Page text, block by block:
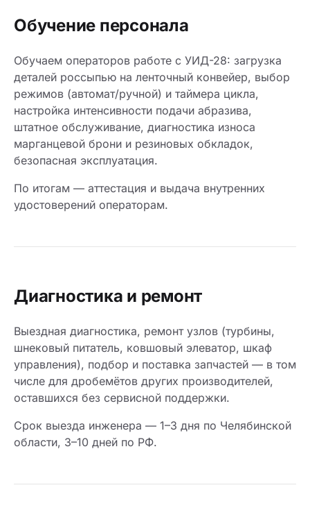
Обучение персонала
Обучаем операторов работе с УИД-28: загрузка
деталей россыпью на ленточный конвейер, выбор
режимов (автомат/ручной) и таймера цикла,
настройка интенсивности подачи абразива,
штатное обслуживание, диагностика износа
марганцевой брони и резиновых обкладок,
безопасная эксплуатация.
По итогам — аттестация и выдача внутренних
удостоверений операторам.
Диагностика и ремонт
Выездная диагностика, ремонт узлов (турбины,
шнековый питатель, ковшовый элеватор, шкаф
управления), подбор и поставка запчастей — в том
числе для дробемётов других производителей,
оставшихся без сервисной поддержки.
Срок выезда инженера — 1–3 дня по Челябинской
области, 3–10 дней по РФ.